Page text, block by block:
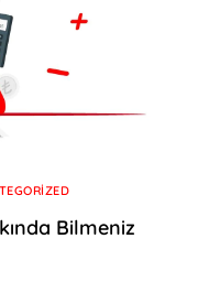
Bilmeniz